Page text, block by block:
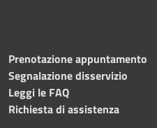
Prenotazione appuntamento
Segnalazione disservizio
Leggi le FAQ
Richiesta di assistenza